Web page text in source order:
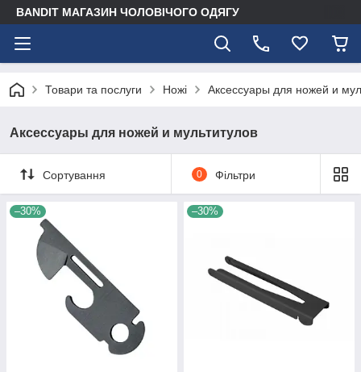
BANDIT МАГАЗИН ЧОЛОВІЧОГО ОДЯГУ
Товари та послуги Ножі Аксессуары для ножей и
Аксессуары для ножей и мультитулов
Сортування 0 Фільтри
–30% –30%